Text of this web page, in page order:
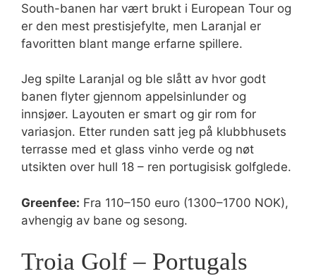
South-banen har vært brukt i European Tour og
er den mest prestisjefylte, men Laranjal er
favoritten blant mange erfarne spillere.
Jeg spilte Laranjal og ble slått av hvor godt
banen flyter gjennom appelsinlunder og
innsjøer. Layouten er smart og gir rom for
variasjon. Etter runden satt jeg på klubbhusets
terrasse med et glass vinho verde og nøt
utsikten over hull 18 – ren portugisisk golfglede.
Greenfee: Fra 110–150 euro (1300–1700 NOK),
avhengig av bane og sesong.
Troia Golf – Portugals